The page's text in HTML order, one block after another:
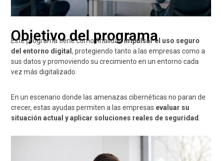
Objetivo del programa
Este programa tiene como finalidadimpulsar el uso seguro
del entorno digital , protegiendo tanto a las empresas como a
sus datos y promoviendo su crecimiento en un entorno cada
vez más digitalizado.
En un escenario donde las amenazas cibernéticas no paran de
crecer, estas ayudas permiten a las empresas evaluar su
situación actual y aplicar soluciones reales de seguridad